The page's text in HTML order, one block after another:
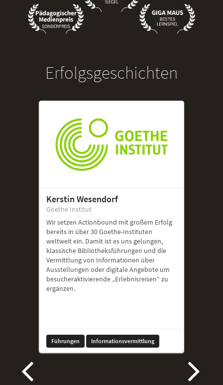
Erfolgsgeschichten
Kerstin Wesendorf
Goethe Institut
Wir setzen Actionbound mit großem Erfolg
bereits in über 30 Goethe-Instituten
weltweit ein. Damit ist es uns gelungen,
klassische Bibliotheksführungen und die
Vermittlung von Informationen über
Ausstellungen oder digitale Angebote um
besucheraktivierende „Erlebnisreisen“ zu
ergänzen.
Führungen Informationsvermittlung